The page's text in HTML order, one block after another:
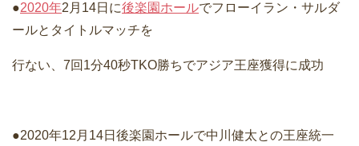
●2020年2月14日に後楽園ホールでフローイラン・サルダ
ールとタイトルマッチを
行ない、7回1分40秒TKO勝ちでアジア王座獲得に成功
●2020年12月14日後楽園ホールで中川健太との王座統一